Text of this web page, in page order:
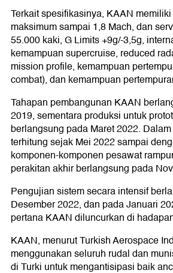
Terkait spesifikasinya, KAAN
maksimum sampai 1,8 Mach, dan
55.000 kaki, G Limits +9g/-3,5g,
kemampuan supercruise, reduced
mission profile, kemampuan
combat), dan kemampuan
Tahapan pembangunan KAAN
2019, sementara produksi untuk
berlangsung pada Maret 2022.
terhitung sejak Mei 2022 sampai
komponen-komponen pesawat
perakitan akhir berlangsung pada
Pengujian sistem secara intensif
Desember 2022, dan pada Januari
pertana KAAN diluncurkan di
KAAN, menurut Turkish Aerospace
menggunakan seluruh rudal dan
di Turki untuk mengantisipasi baik